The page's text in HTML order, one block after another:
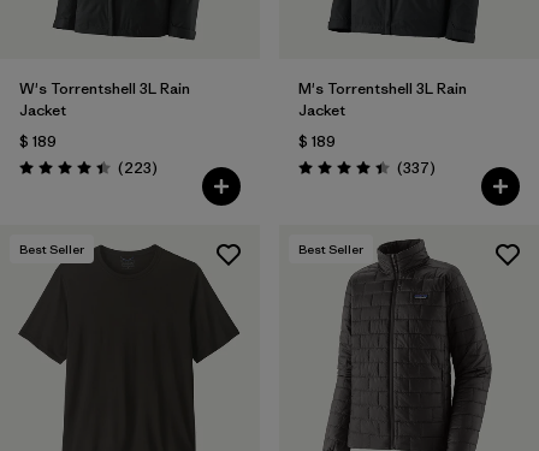
W's Torrentshell 3L Rain
Jacket
$ 189
Valoración: 4.4 / 5
(223Comentarios
)
M's Torrentshell 3L Rain
Jacket
$ 189
Valoración: 4.4 / 5
(337Comentarios
)
Best Seller Best Seller